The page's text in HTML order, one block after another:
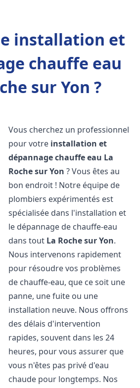
installation et
chauffe eau
sur Yon ?
Vous cherchez un professionnel
pour votre installation et
dépannage chauffe eau La
Roche sur Yon ? Vous êtes au
bon endroit ! Notre équipe de
plombiers expérimentés est
spécialisée dans l'installation et
le dépannage de chauffe-eau
dans tout La Roche sur Yon.
Nous intervenons rapidement
pour résoudre vos problèmes
de chauffe-eau, que ce soit une
panne, une fuite ou une
installation neuve. Nous offrons
des délais d'intervention
rapides, souvent dans les 24
heures, pour vous assurer que
vous n'êtes pas privé d'eau
chaude pour longtemps. Nos